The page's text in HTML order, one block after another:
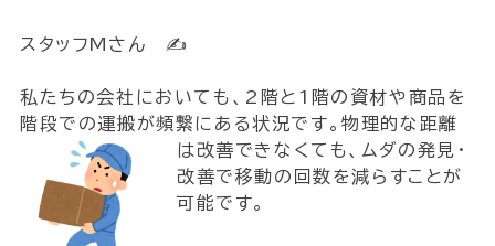
スタッフMさん ✍
私たちの会社においても、2階と1階の資材や商品を
階段での運搬が頻繋にある状況です。物理的な距離
は改善できなくても、ムダの発見・
改善で移動の回数を減らすことが
可能です。